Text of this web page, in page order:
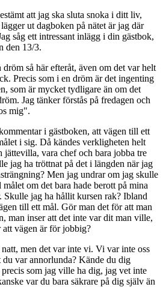
att jag ska sluta snoka i ditt liv,
ut dagboken på nätet är jag där
såg ett intressant inlägg i din gästbok,
den 13/3.
så här efteråt, även om det var helt
Precis som i en dröm är det ingenting
som är mycket tydligare än om det
Jag tänker förstås på fredagen och
mig".
i gästboken, att vägen till ett
i sig. Då kändes verkligheten helt
jättevilla, vara chef och bara jobba tre
jag ha tröttnat på det i längden när jag
Men jag undrar om jag skulle
om det bara hade berott på mina
Skulle jag ha hållit kursen rak? Ibland
till ett mål. Gör man det för att man
man inser att det inte var dit man ville,
vägen är för jobbig?
men det var inte vi. Vi var inte oss
var annorlunda? Kände du dig
som jag ville ha dig, jag vet inte
var du bara säkrare på dig själv än